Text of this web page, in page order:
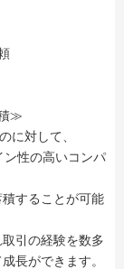
≫
に対して、
ン性の高いコンパ
することが可能
引の経験を数多
長ができます。